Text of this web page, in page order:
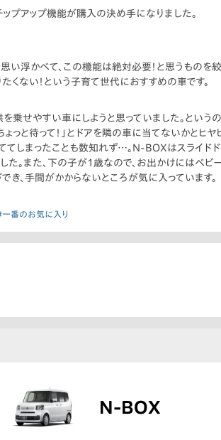
プアップ機能が購入の決め手になりました。
い浮かべて、この機能は絶対必要！と思うものを
くない！という子育て世代におすすめの車です。
せやすい車にしようと思っていました。というの
と待って！」とドアを隣の車に当てないかとヒヤ
しまったことも数知れず…。N-BOXはスライド
た。また、下の子が1歳なので、お出かけにはベ
、手間がかからないところが気に入っています。
番のお気に入り
N-BOX